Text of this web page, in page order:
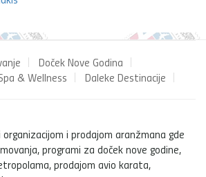
Doček Nove Godina
& Wellness Daleke Destinacije
i prodajom aranžmana gde
programi za doček nove godine,
prodajom avio karata,